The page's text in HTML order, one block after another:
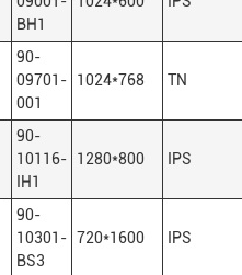
BH1
90-
09701-
001
1024*768 TN
90-
10116-
IH1
1280*800 IPS
90-
10301-
BS3
720*1600 IPS